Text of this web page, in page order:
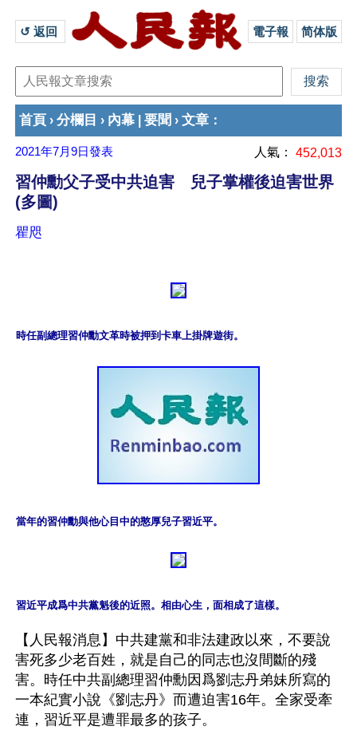
↺ 返回 電子報 简体版
首頁 › 分欄目 › 內幕 要聞 › 文章 ：
2021年7月9日發表 人氣： 452,013
習仲勳父子受中共迫害 兒子掌權後迫害世界
(多圖)
瞿咫
時任副總理習仲勳文革時被押到卡車上掛牌遊街。
當年的習仲勳與他心目中的憨厚兒子習近平。
習近平成爲中共黨魁後的近照。相由心生，面相成了這樣。
【人民報消息】中共建黨和非法建政以來，不要說
害死多少老百姓，就是自己的同志也沒間斷的殘
害。時任中共副總理習仲勳因爲劉志丹弟妹所寫的
一本紀實小說《劉志丹》而遭迫害16年。全家受牽
連，習近平是遭罪最多的孩子。